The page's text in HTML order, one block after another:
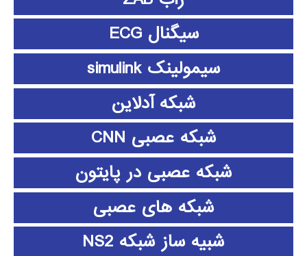
سیگنال ECG
سیمولینک simulink
شبکه آدلاین
شبکه عصبی CNN
شبکه عصبی در پایتون
شبکه های عصبی
شبیه ساز شبکه NS2